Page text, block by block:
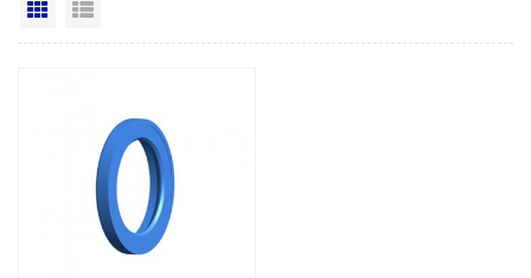
Vista a griglia